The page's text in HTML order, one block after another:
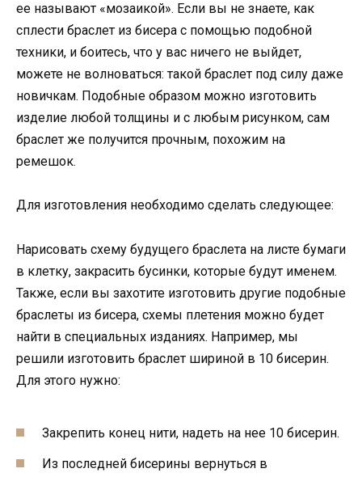
ее называют «мозаикой». Если вы не знаете, как
сплести браслет из бисера с помощью подобной
техники, и боитесь, что у вас ничего не выйдет,
можете не волноваться: такой браслет под силу даже
новичкам. Подобные образом можно изготовить
изделие любой толщины и с любым рисунком, сам
браслет же получится прочным, похожим на
ремешок.
Для изготовления необходимо сделать следующее:
Нарисовать схему будущего браслета на листе бумаги
в клетку, закрасить бусинки, которые будут именем.
Также, если вы захотите изготовить другие подобные
браслеты из бисера, схемы плетения можно будет
найти в специальных изданиях. Например, мы
решили изготовить браслет шириной в 10 бисерин.
Для этого нужно:
Закрепить конец нити, надеть на нее 10 бисерин.
Из последней бисерины вернуться в